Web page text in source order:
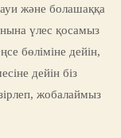
және болашаққа
үлес қосамыз
бөліміне дейін,
дейін біз
жобалаймыз